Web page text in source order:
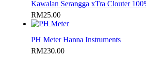
Kawalan Serangga xTra Clouter
RM25.00
PH Meter Hanna Instruments
RM230.00